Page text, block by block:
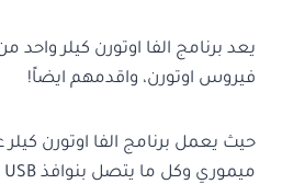
يعد برنامج الفا اوتورن كيلر
فيروس اوتورن، واقدمهم ايضاً!
حيث يعمل برنامج الفا اوتورن